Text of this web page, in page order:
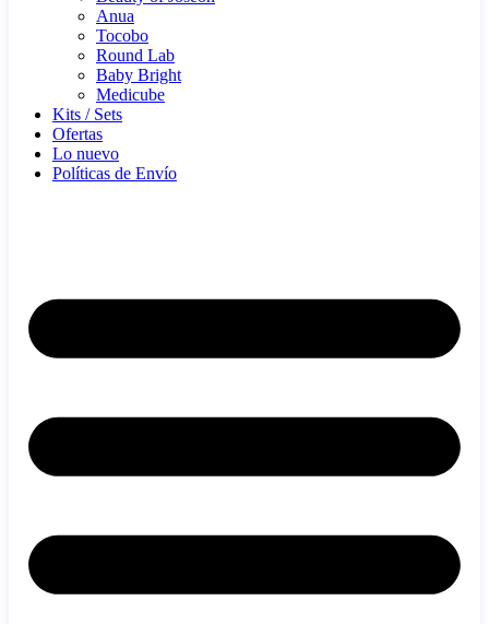
Anua
Tocobo
Round Lab
Baby Bright
Medicube
Kits / Sets
Ofertas
Lo nuevo
Políticas de Envío